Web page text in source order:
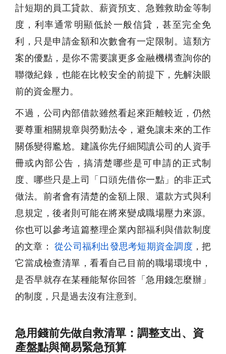
計短期的員工貸款、薪資預支、急難救助金等制
度，利率通常明顯低於一般信貸，甚至完全免
利，只是申請金額和次數會有一定限制。這類方
案的優點，是你不需要讓更多金融機構查詢你的
聯徵紀錄，也能在比較安全的前提下，先解決眼
前的資金壓力。
不過，公司內部借款雖然看起來距離較近，仍然
要尊重相關規章與勞動法令，避免讓未來的工作
關係變得尷尬。建議你先仔細閱讀公司的人資手
冊或內部公告，搞清楚哪些是可申請的正式制
度、哪些只是上司「口頭先借你一點」的非正式
做法。前者會有清楚的金額上限、還款方式與利
息規定，後者則可能在將來變成職場壓力來源。
你也可以參考這篇整理企業內部福利與借款制度
的文章：
從公司福利出發思考短期資金調度 ，把
它當成檢查清單，看看自己目前的職場環境中，
是否早就存在某種能幫你回答「急用錢怎麼辦」
的制度，只是過去沒有注意到。
急用錢前先做自救清單：調整支出、資
產盤點與簡易緊急預算